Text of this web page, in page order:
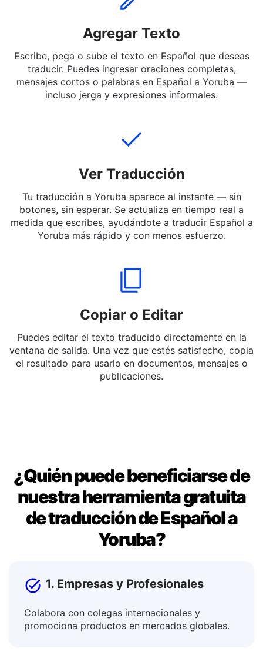
Agregar Texto
Escribe, pega o sube el texto en Español que deseas
traducir. Puedes ingresar oraciones completas,
Ver Traducción
Tu traducción a Yoruba aparece al instante — sin
botones, sin esperar. Se actualiza en tiempo real a
Yoruba más rápido y con menos esfuerzo.
Copiar o Editar
Puedes editar el texto traducido directamente en la
ventana de salida. Una vez que estés satisfecho, copia
¿Quién puede beneficiarse de
nuestra herramienta gratuita
de traducción de Español a
1. Empresas y Profesionales